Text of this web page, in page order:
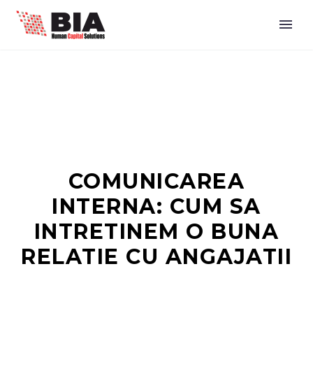
COMUNICAREA
INTERNA: CUM SA
INTRETINEM O BUNA
RELATIE CU ANGAJATII